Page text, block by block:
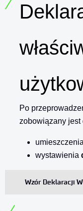
Po
zobowiązany jest
wystawienia
Wzór Deklaracji